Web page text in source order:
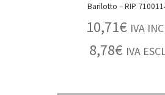
Barilotto – RIP
10,71€ IVA
8,78€ IVA